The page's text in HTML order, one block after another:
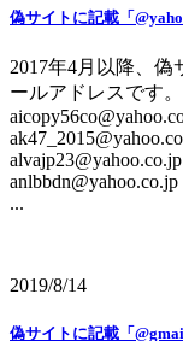
偽サイトに記載「
2017年4月以降、偽
ールアドレスです。
anlbbdn@yahoo.co.jp
...
2019/8/14
偽サイトに記載「